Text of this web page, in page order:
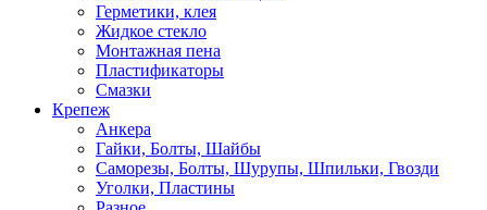
Герметики, клея
Жидкое стекло
Монтажная пена
Пластификаторы
Смазки
Крепеж
Анкера
Гайки, Болты, Шайбы
Саморезы, Болты, Шурупы, Шпильки, Гвозди
Уголки, Пластины